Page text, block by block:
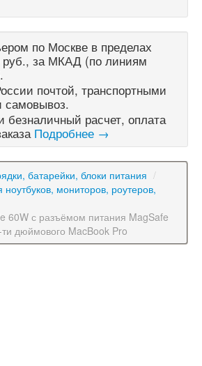
по Москве в пределах
за МКАД (по линиям
почтой, транспортными
самовывоз.
расчет, оплата
Подробнее →
батарейки, блоки питания /
мониторов, роутеров,
60W с разъёмом питания MagSafe
дюймового MacBook Pro